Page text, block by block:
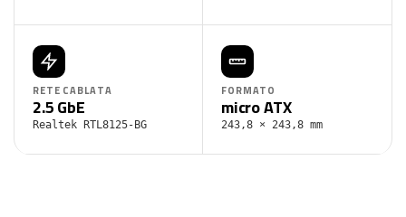
RETE CABLATA
2.5 GbE
Realtek RTL8125-BG
FORMATO
micro ATX
243,8 × 243,8 mm